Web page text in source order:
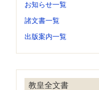
お知らせ一覧
諸文書一覧
出版案内一覧
教皇全文書